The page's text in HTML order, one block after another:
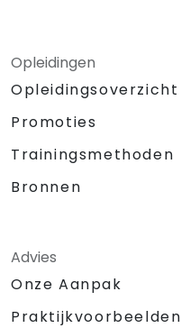
Opleidingen
Opleidingsoverzicht
Promoties
Trainingsmethoden
Bronnen
Advies
Onze Aanpak
Praktijkvoorbeelden